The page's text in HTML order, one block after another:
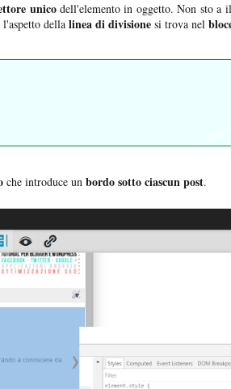
unicodell'elemento in oggetto. Non sto a
della linea di divisione si trova nel
che introduce un bordo sotto ciascun post.